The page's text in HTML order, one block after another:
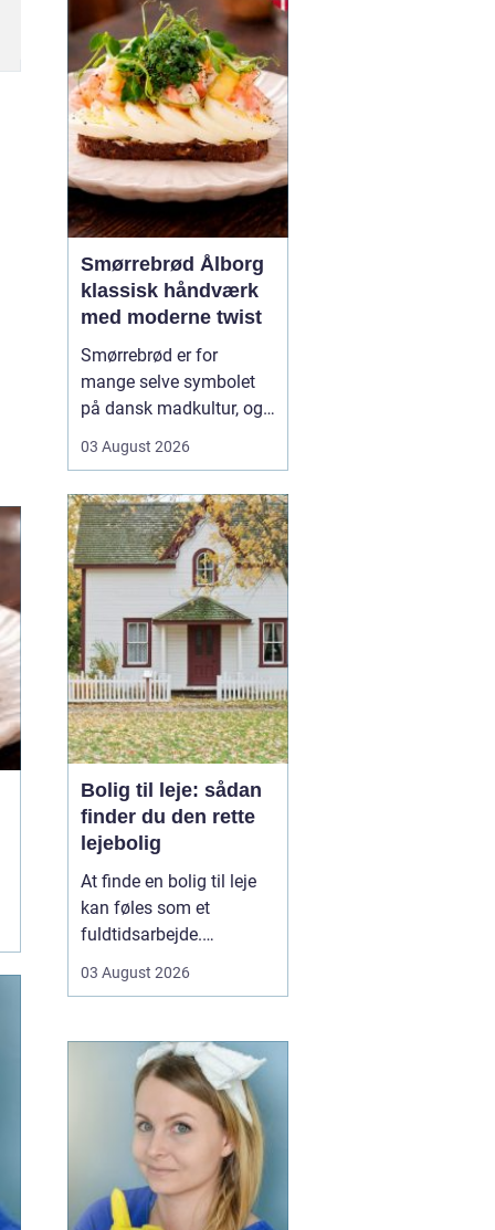
kun om pris og
beliggenhed, men i h...
Smørrebrød Ålborg
klassisk håndværk
med moderne twist
Smørrebrød er for
mange selve symbolet
på dansk madkultur, og i
i bedste velgående. Her
klassiske stykker med
sild, æg og rejer og nyere
udgaver med grøntsager,
specialiteter fra lokale
slagtere og kre...
03 August 2026
Bolig til leje: sådan
finder du den rette
lejebolig
At finde en bolig til leje
kan føles som et
fuldtidsarbejde.
priserne varierer, og det
gennemskue, hvad du
egentlig får for pengene.
Samtidig fylder
spørgsmål om
beliggenhed, ...
03 August 2026